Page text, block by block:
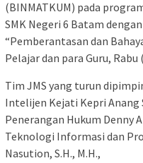
(BINMATKUM) pada
SMK Negeri 6 Batam
“Pemberantasan dan
Pelajar dan para Guru, Rabu
Tim JMS yang turun
Intelijen Kejati Kepri Anang
Penerangan Hukum Denny
Teknologi Informasi dan
Nasution, S.H., M.H.,